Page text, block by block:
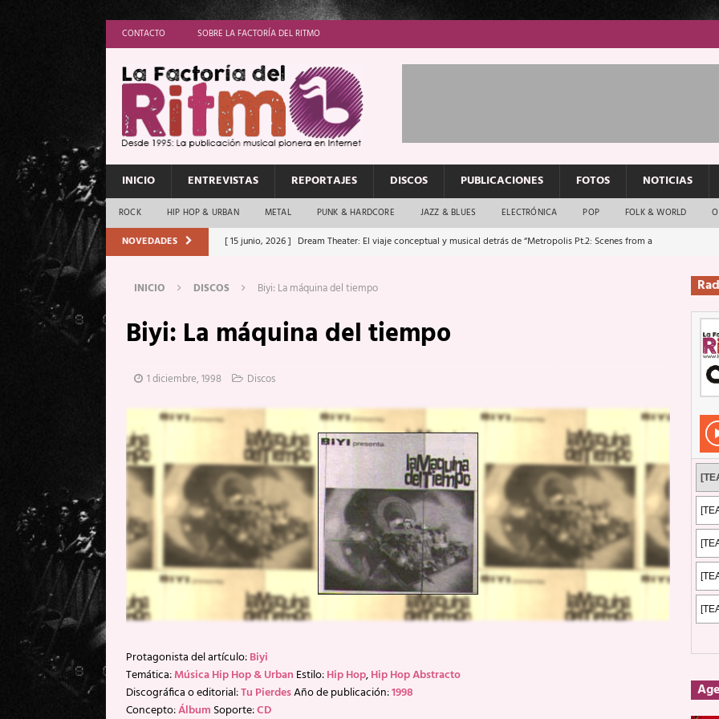
CONTACTO SOBRE LA FACTORÍA DEL RITMO
INICIO ENTREVISTAS REPORTAJES DISCOS PUBLICACIONES FOTOS NOTICIAS
ROCK HIP HOP & URBAN METAL PUNK & HARDCORE JAZZ & BLUES ELECTRÓNICA POP FOLK & WORLD
NOVEDADES [ 15 junio, 2026 ] Dream Theater: El viaje conceptual y musical detrás de “Metropolis Pt.2: Scenes from a
[ 11 junio, 2026 ] Vamos Con Todo: El rock urbano sigue en buenas manos
[ 1 junio, 2026 ]
Ave Exsilyum, los que van a escucharte te saludan
[ 24 mayo, 2026 ]
Iron Maiden: Música y arte que forjaron un mito
[ 20 mayo, 2026 ]
[ 17 mayo, 2026 ] Fito & Fitipaldis: 2 de mayo de 2026 en Fuengirola
FOTOS
[ 17 mayo, 2026 ] Fito & Fitipaldis: Su ‘aullido’ retumbó ferozmente en Fuengirola.
REPORTAJES
[ 5 agosto, 2026 ] Florent Gorges: La historia de Nintendo Vol. 2 PUBLICACIONES
INICIO DISCOS Biyi: La máquina del tiempo
Biyi: La máquina del tiempo
1 diciembre, 1998 Discos
Protagonista del artículo:Biyi
Temática:Música Hip Hop & Urban Estilo:Hip Hop,Hip Hop Abstracto
Discográfica o editorial:Tu PierdesAño de publicación:1998
Concepto:Álbum Soporte:CD